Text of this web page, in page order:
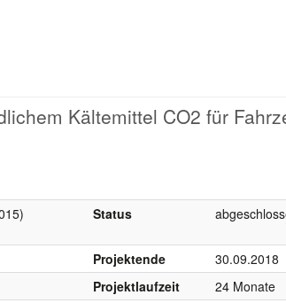
Kältemittel CO2 für
Status
Projektende
30.09.2018
Projektlaufzeit
24 Monate